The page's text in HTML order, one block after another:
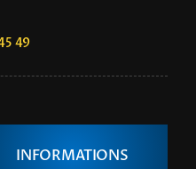
49
INFORMATIONS